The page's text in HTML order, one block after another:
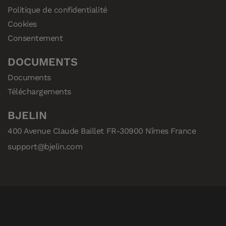
Politique de confidentialité
Cookies
Consentement
DOCUMENTS
Documents
Téléchargements
BJELIN
400 Avenue Claude Baillet FR-30900 Nîmes France
support@bjelin.com